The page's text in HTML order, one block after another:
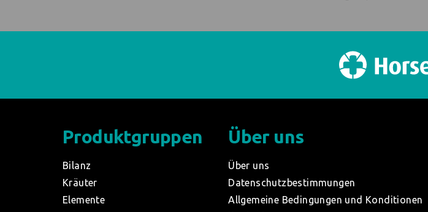
Produktgruppen
Bilanz
Kräuter
Elemente
Über uns
Über uns
Datenschutzbestimmungen
Allgemeine Bedingungen und Konditionen